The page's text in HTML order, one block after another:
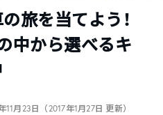
旅を当てよう！
中から選べるキ
11月23日（2017年1月27日 更新）